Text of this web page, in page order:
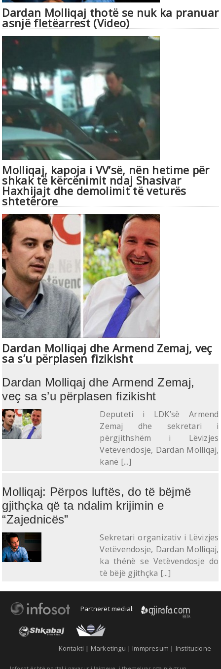
Dardan Molliqaj thotë se nuk ka pranuar
asnjë fletëarrest (Video)
Molliqaj, kapoja i VV’së, nën hetime për
shkak të kërcënimit ndaj Shasivar
Haxhijajt dhe demolimit të veturës
shtetërore
Dardan Molliqaj dhe Armend Zemaj, veç
sa s’u përplasen fizikisht
Dardan Molliqaj dhe Armend Zemaj,
veç sa s’u përplasen fizikisht
Deputeti i LDK’së Armend
Zemaj dhe sekretari i
përgjithshëm i Lëvizjes
Vetëvendosje, Dardan Molliqaj,
kanë [...]
Molliqaj: Përpos luftës, do të bëjmë
gjithçka që ta ndalim krijimin e
“Zajednicës”
Sekretari organizativ i Lëvizjes
Vetëvendosje, Dardan Molliqaj,
ka thënë se Vetëvendosje do
të bëjë gjithçka [...]
Partnerët medial:
Kontakti | Marketingu | Immpresum | Institucione